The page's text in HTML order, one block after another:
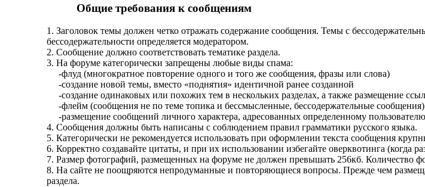
Общие требования к сообщениям
1. Заголовок темы должен четко отражать содержание сообщения. Темы с
бессодержательности определяется модератором.
2. Сообщение должно соответствовать тематике раздела.
3. На форуме категорически запрещены любые виды спама:
-флуд (многократное повторение одного и того же сообщения, фразы или слова)
-создание новой темы, вместо «поднятия» идентичной ранее созданной
-создание одинаковых или похожих тем в нескольких разделах, а также размещение
-флейм (сообщения не по теме топика и бессмысленные, бессодержательные сообщения)
-размещение сообщений личного характера, адресованных определенному
4. Сообщения должны быть написаны с соблюдением правил грамматики русского языка.
5. Категорически не рекомендуется использовать при оформлении текста сообщения
6. Корректно создавайте цитаты, и при их использовании избегайте оверквотинга (когда
7. Размер фотографий, размещенных на форуме не должен превышать 256кб. Количество
8. На сайте не поощряются непродуманные и повторяющиеся вопросы. Прежде чем
раздела.